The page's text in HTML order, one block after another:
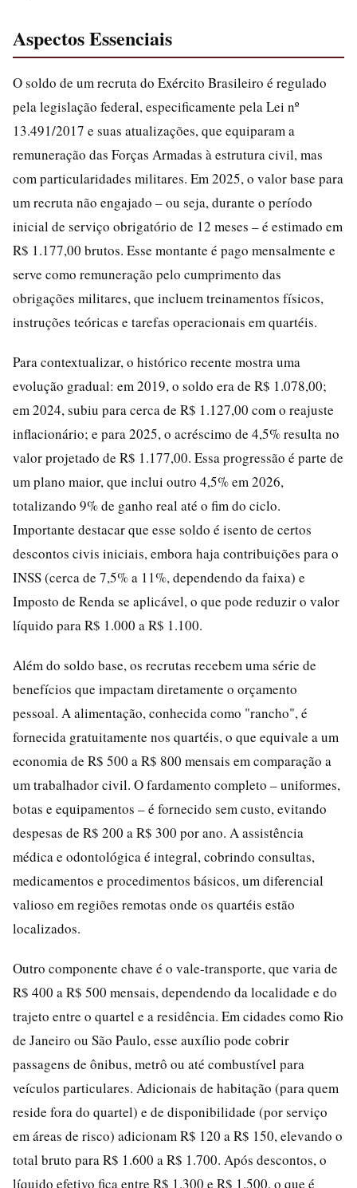
Aspectos Essenciais
O soldo de um recruta do Exército Brasileiro é regulado
pela legislação federal, especificamente pela Lei nº
13.491/2017 e suas atualizações, que equiparam a
remuneração das Forças Armadas à estrutura civil, mas
com particularidades militares. Em 2025, o valor base para
um recruta não engajado – ou seja, durante o período
inicial de serviço obrigatório de 12 meses – é estimado em
R$ 1.177,00 brutos. Esse montante é pago mensalmente e
serve como remuneração pelo cumprimento das
obrigações militares, que incluem treinamentos físicos,
instruções teóricas e tarefas operacionais em quartéis.
Para contextualizar, o histórico recente mostra uma
evolução gradual: em 2019, o soldo era de R$ 1.078,00;
em 2024, subiu para cerca de R$ 1.127,00 com o reajuste
inflacionário; e para 2025, o acréscimo de 4,5% resulta no
valor projetado de R$ 1.177,00. Essa progressão é parte de
um plano maior, que inclui outro 4,5% em 2026,
totalizando 9% de ganho real até o fim do ciclo.
Importante destacar que esse soldo é isento de certos
descontos civis iniciais, embora haja contribuições para o
INSS (cerca de 7,5% a 11%, dependendo da faixa) e
Imposto de Renda se aplicável, o que pode reduzir o valor
líquido para R$ 1.000 a R$ 1.100.
Além do soldo base, os recrutas recebem uma série de
benefícios que impactam diretamente o orçamento
pessoal. A alimentação, conhecida como "rancho", é
fornecida gratuitamente nos quartéis, o que equivale a um
economia de R$ 500 a R$ 800 mensais em comparação a
um trabalhador civil. O fardamento completo – uniformes,
botas e equipamentos – é fornecido sem custo, evitando
despesas de R$ 200 a R$ 300 por ano. A assistência
médica e odontológica é integral, cobrindo consultas,
medicamentos e procedimentos básicos, um diferencial
valioso em regiões remotas onde os quartéis estão
localizados.
Outro componente chave é o vale-transporte, que varia de
R$ 400 a R$ 500 mensais, dependendo da localidade e do
trajeto entre o quartel e a residência. Em cidades como Rio
de Janeiro ou São Paulo, esse auxílio pode cobrir
passagens de ônibus, metrô ou até combustível para
veículos particulares. Adicionais de habitação (para quem
reside fora do quartel) e de disponibilidade (por serviço
em áreas de risco) adicionam R$ 120 a R$ 150, elevando o
total bruto para R$ 1.600 a R$ 1.700. Após descontos, o
líquido efetivo fica entre R$ 1.300 e R$ 1.500, o que é